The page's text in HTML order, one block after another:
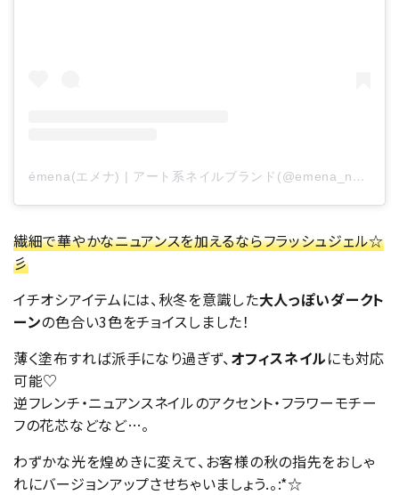
émena(エメナ) | アート系ネイルブランド(@emena_nail.official)がシェアした投稿
繊細で華やかなニュアンスを加えるならフラッシュジェル☆
彡
イチオシアイテムには、秋冬を意識した大人っぽいダークト
ーンの色合い3色をチョイスしました！
薄く塗布すれば派手になり過ぎず、オフィスネイルにも対応
可能♡
逆フレンチ・ニュアンスネイルのアクセント・フラワーモチー
フの花芯などなど…。
わずかな光を煌めきに変えて、お客様の秋の指先をおしゃ
れにバージョンアップさせちゃいましょう.。:*☆